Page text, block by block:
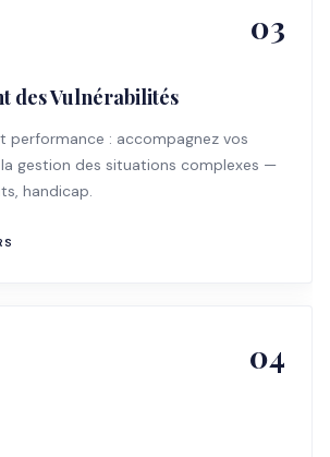
03
des Vulnérabilités
performance : accompagnez vos
gestion des situations complexes —
handicap.
04